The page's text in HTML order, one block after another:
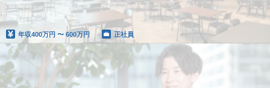
年収400万円 〜 600万円 正社員